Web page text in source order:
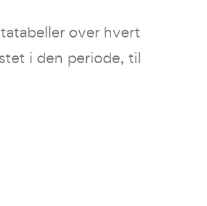
over hvert
i den periode, til